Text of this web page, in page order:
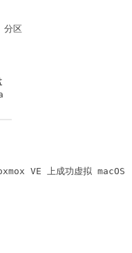
分区
VE 上成功虚拟 macOS